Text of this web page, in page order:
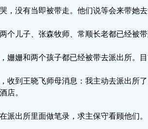
，没有当即被带走。他们说等会来带她去
个儿子、张森牧师、常顺长老都已经被带
姗姗和两个孩子都已经被带去派出所。目
收到王晓飞师母消息：我主动去派出所
店。
派出所里面做笔录，求主保守看顾他们。